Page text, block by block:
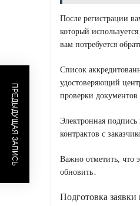
После регистрации
который
вам потребуется
Список
удостоверяющий
проверки документов
Электронная подпись
контрактов с
Важно отметить, что
обновить․
Подготовка заявки
ПРЕДЫДУЩАЯ ЗАПИСЬ